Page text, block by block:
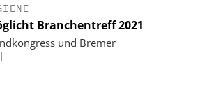
Branchentreff 2021
und Bremer